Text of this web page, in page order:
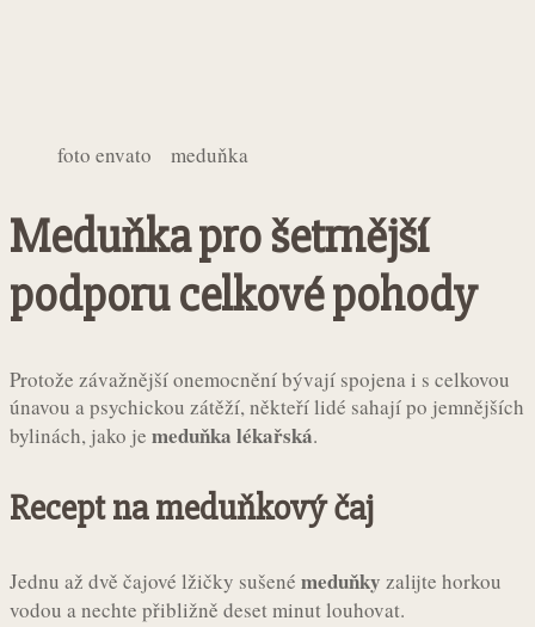
foto envato meduňka
Meduňka pro šetrnější
podporu celkové pohody
Protože závažnější onemocnění bývají spojena i s celkovou
únavou a psychickou zátěží, někteří lidé sahají po jemnějších
bylinách, jako je meduňka lékařská.
Recept na meduňkový čaj
Jednu až dvě čajové lžičky sušené meduňky zalijte horkou
vodou a nechte přibližně deset minut louhovat.